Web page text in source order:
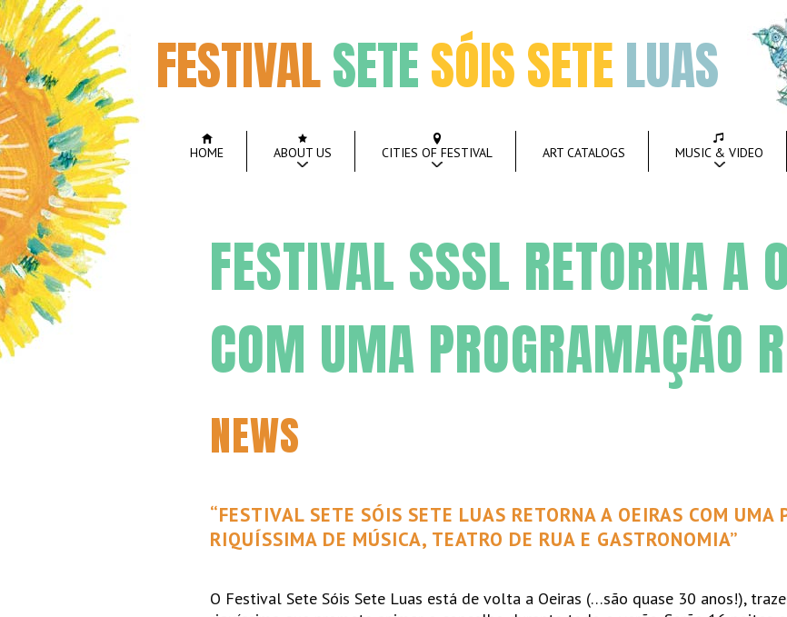
FESTIVALSETESÓIS SETELUAS
HOME ABOUT US CITIES OF FESTIVAL ART CATALOGS MUSIC & VIDEO
FESTIVAL SSSL RETORNA A
COM UMA PROGRAMAÇÃO
NEWS
“FESTIVAL SETE SÓIS SETE LUAS RETORNA A OEIRAS COM UMA
RIQUÍSSIMA DE MÚSICA, TEATRO DE RUA E GASTRONOMIA”
O Festival Sete Sóis Sete Luas está de volta a Oeiras (…são quase 30 anos!),